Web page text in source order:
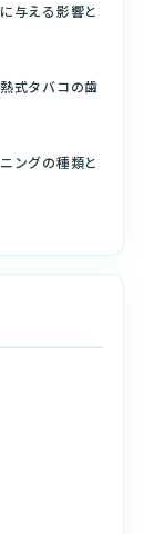
与える影響と
式タバコの歯
ングの種類と